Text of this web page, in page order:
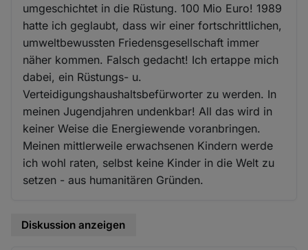
umgeschichtet in die Rüstung. 100 Mio Euro! 1989
hatte ich geglaubt, dass wir einer fortschrittlichen,
umweltbewussten Friedensgesellschaft immer
näher kommen. Falsch gedacht! Ich ertappe mich
dabei, ein Rüstungs- u.
Verteidigungshaushaltsbefürworter zu werden. In
meinen Jugendjahren undenkbar! All das wird in
keiner Weise die Energiewende voranbringen.
Meinen mittlerweile erwachsenen Kindern werde
ich wohl raten, selbst keine Kinder in die Welt zu
setzen - aus humanitären Gründen.
Diskussion anzeigen